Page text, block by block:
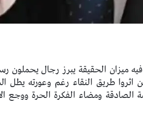
ميزان الحقيقة يبرز رجال يحملون
طريق النقاء رغم وعورته يطل
الصادقة ومضاء الفكرة الحرة ووجع